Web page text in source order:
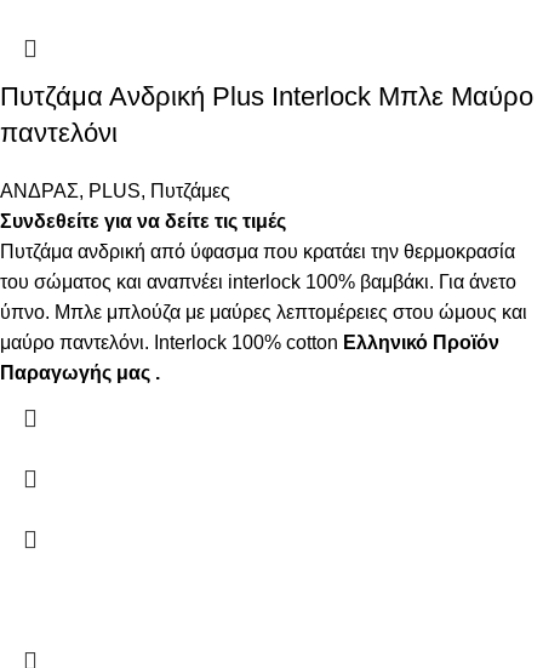
Πυτζάμα Ανδρική Plus Interlock Μπλε Μαύρο
παντελόνι
ΑΝΔΡΑΣ, PLUS, Πυτζάμες
Συνδεθείτε για να δείτε τις τιμές
Πυτζάμα ανδρική από ύφασμα που κρατάει την θερμοκρασία
του σώματος και αναπνέει interlock 100% βαμβάκι. Για άνετο
ύπνο. Μπλε μπλούζα με μαύρες λεπτομέρειες στου ώμους και
μαύρο παντελόνι. Interlock 100% cotton Ελληνικό Προϊόν
Παραγωγής μας .